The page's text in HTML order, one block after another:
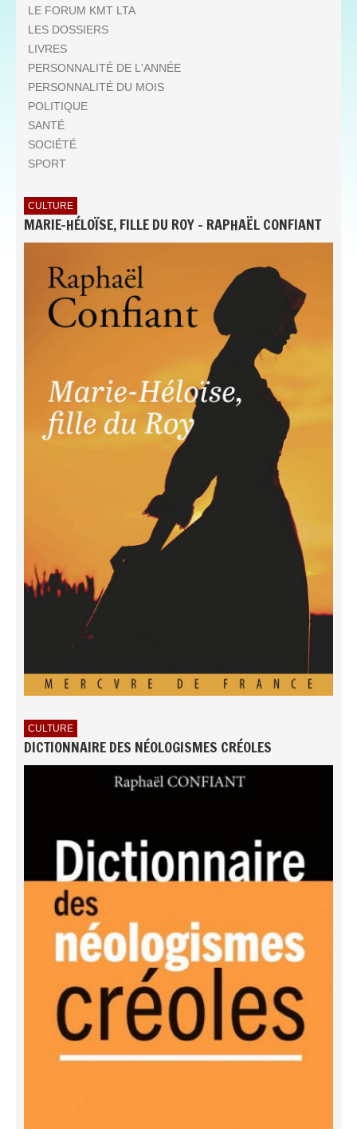
LE FORUM KMT LTA
LES DOSSIERS
LIVRES
PERSONNALITÉ DE L'ANNÉE
PERSONNALITÉ DU MOIS
POLITIQUE
SANTÉ
SOCIÉTÉ
SPORT
CULTURE
MARIE-HÉLOÏSE, FILLE DU ROY - RAPHAËL CONFIANT
CULTURE
DICTIONNAIRE DES NÉOLOGISMES CRÉOLES